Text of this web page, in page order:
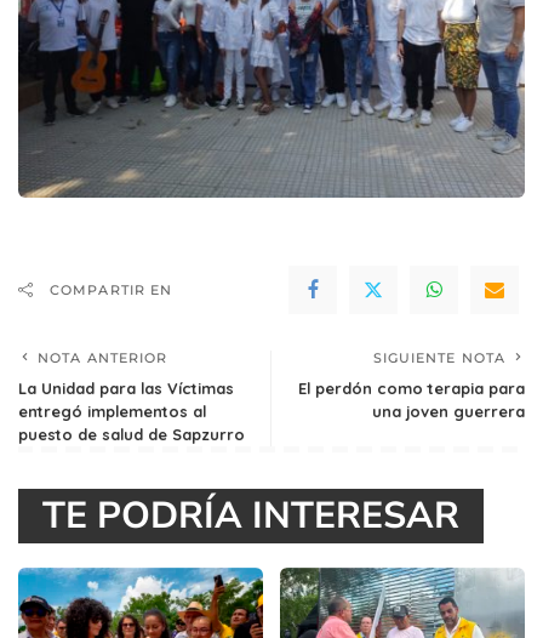
COMPARTIR EN
NOTA ANTERIOR
La Unidad para las Víctimas
entregó implementos al
puesto de salud de Sapzurro
SIGUIENTE NOTA
El perdón como terapia para
una joven guerrera
TE PODRÍA INTERESAR